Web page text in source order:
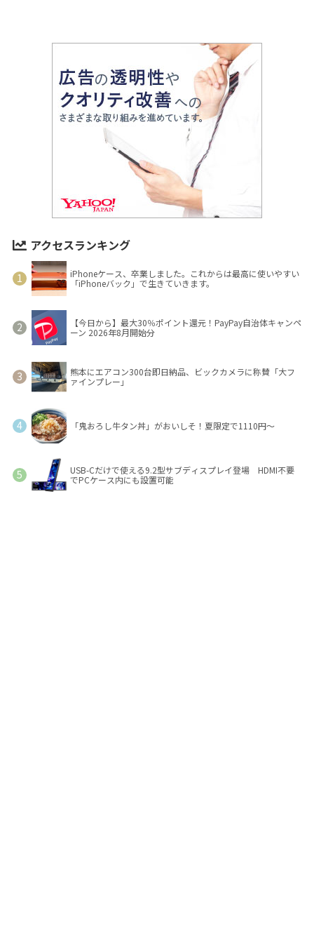
アクセスランキング
iPhoneケース、卒業しました。これからは最高に使いやすい
「iPhoneバック」で生きていきます。
【今日から】最大30％ポイント還元！PayPay自治体キャンペ
ーン 2026年8月開始分
熊本にエアコン300台即日納品、ビックカメラに称賛「大フ
ァインプレー」
「鬼おろし牛タン丼」がおいしそ！夏限定で1110円～
USB-Cだけで使える9.2型サブディスプレイ登場 HDMI不要
でPCケース内にも設置可能